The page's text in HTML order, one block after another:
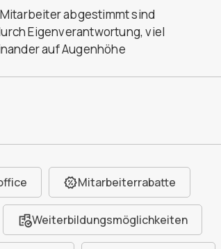
abgestimmt sind
Eigenverantwortung, viel
auf Augenhöhe
Mitarbeiterrabatte
Weiterbildungsmöglichkeiten